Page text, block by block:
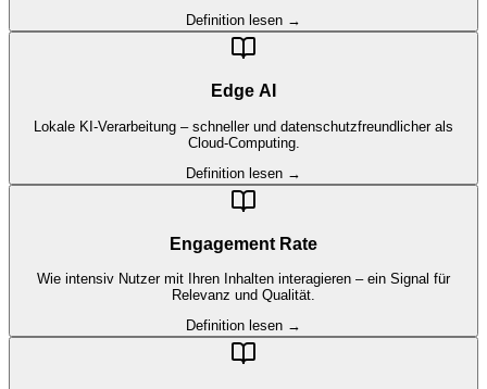
Definition lesen →
Edge AI
Lokale KI-Verarbeitung – schneller und datenschutzfreundlicher als
Cloud-Computing.
Definition lesen →
Engagement Rate
Wie intensiv Nutzer mit Ihren Inhalten interagieren – ein Signal für
Relevanz und Qualität.
Definition lesen →